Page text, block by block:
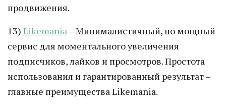
продвижения.
13) Likemania– Минималистичный, но мощный
сервис для моментального увеличения
подписчиков, лайков и просмотров. Простота
использования и гарантированный результат –
главные преимущества Likemania.